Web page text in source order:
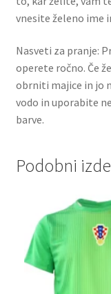
vnesite želeno ime
Nasveti za pranje:
operete ročno. Če
obrniti majice in jo
vodo in uporabite
barve.
Podobni